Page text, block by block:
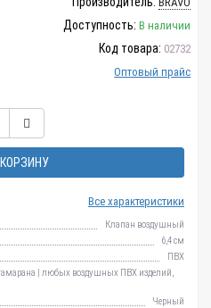
Доступность: В наличии
Код товара: 02732
Оптовый прайс
КОРЗИНУ
Все характеристики
Клапан воздушный
6,4 см
ПВХ
| любых воздушных ПВХ изделий,
Черный